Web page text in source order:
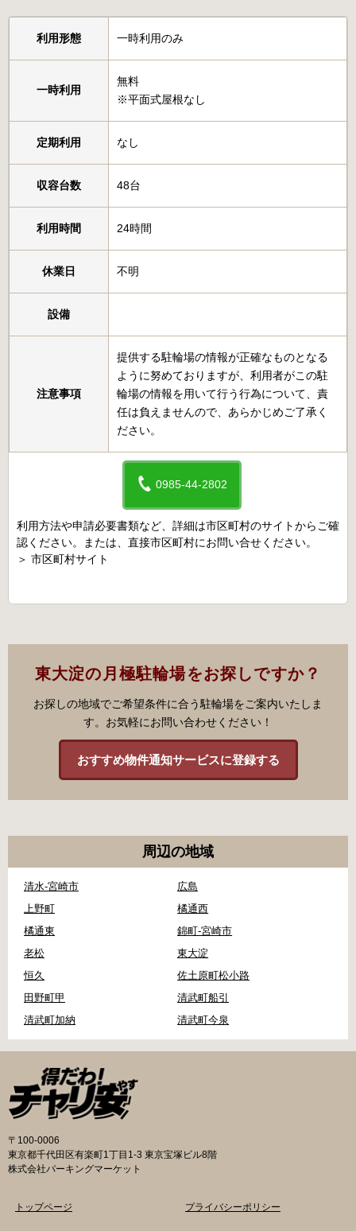
利用形態 一時利用のみ
一時利用
無料
※平面式屋根なし
定期利用 なし
収容台数 48台
利用時間 24時間
休業日 不明
設備
注意事項
提供する駐輪場の情報が正確なものとなる
ように努めておりますが、利用者がこの駐
輪場の情報を用いて行う行為について、責
任は負えませんので、あらかじめご了承く
ださい。
0985-44-2802
利用方法や申請必要書類など、詳細は市区町村のサイトからご確
認ください。または、直接市区町村にお問い合せください。
＞ 市区町村サイト
東大淀の月極駐輪場をお探しですか？
お探しの地域でご希望条件に合う駐輪場をご案内いたしま
す。お気軽にお問い合わせください！
おすすめ物件通知サービスに登録する
周辺の地域
清水-宮崎市
広島
上野町
橘通西
橘通東
錦町-宮崎市
老松
東大淀
恒久
佐土原町松小路
田野町甲
清武町船引
清武町加納
清武町今泉
〒100-0006
東京都千代田区有楽町1丁目1-3 東京宝塚ビル8階
株式会社パーキングマーケット
トップページ プライバシーポリシー